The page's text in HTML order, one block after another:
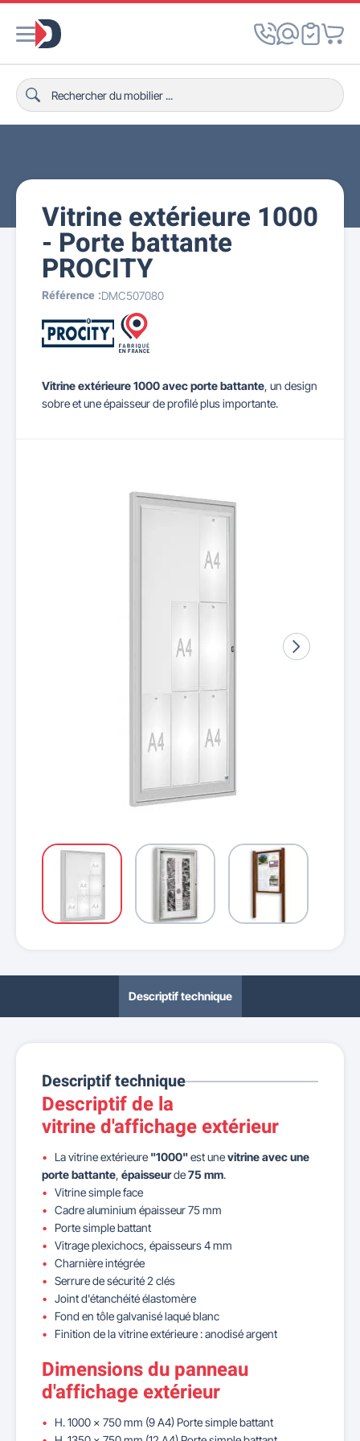
Vitrine extérieure 1000
- Porte battante
PROCITY
Référence :DMC507080
Vitrine extérieure 1000 avec porte battante, un design
sobre et une épaisseur de profilé plus importante.
Descriptif technique
Descriptif technique
Descriptif de la
vitrine d'affichage extérieur
La vitrine extérieure "1000"est unevitrine avec une
porte battante, épaisseurde75 mm.
Vitrine simple face
Cadre aluminium épaisseur 75 mm
Porte simple battant
Vitrage plexichocs, épaisseurs 4 mm
Charnière intégrée
Serrure de sécurité 2 clés
Joint d'étanchéité élastomère
Fond en tôle galvanisé laqué blanc
Finition de la vitrine extérieure : anodisé argent
Dimensions du panneau
d'affichage extérieur
H. 1000 x 750 mm (9 A4) Porte simple battant